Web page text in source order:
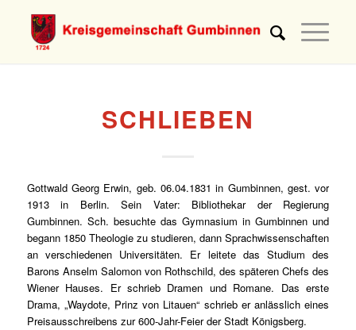
SCHLIEBEN
Gottwald Georg Erwin, geb. 06.04.1831 in Gumbinnen, gest. vor
1913 in Berlin. Sein Vater: Bibliothekar der Regierung
Gumbinnen. Sch. besuchte das Gymnasium in Gumbinnen und
begann 1850 Theologie zu studieren, dann Sprach­wissenschaften
an verschiedenen Universitäten. Er leitete das Studium des
Barons Anselm Salomon von Rothschild, des späteren Chefs des
Wiener Hauses. Er schrieb Dramen und Romane. Das erste
Drama, „Waydote, Prinz von Litauen“ schrieb er anlässlich eines
Preisausschreibens zur 600-Jahr-Feier der Stadt Königsberg.